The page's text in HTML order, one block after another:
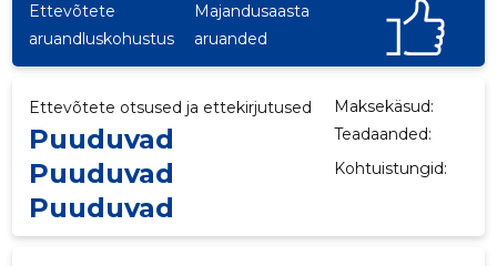
Ettevõtete
aruandluskohustus
Majandusaasta
aruanded
Ettevõtete otsused ja ettekirjutused Maksekäsud:
Puuduvad Teadaanded:
Puuduvad Kohtuistungid:
Puuduvad